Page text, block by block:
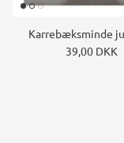
Karrebæksminde
39,00 DKK